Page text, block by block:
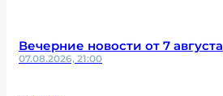
Вечерние новости от 7 августа
07.08.2026, 21:00